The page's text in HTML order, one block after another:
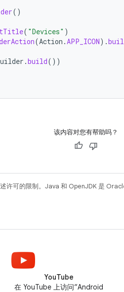
()
( "Devices" )
(Action .APP_ICON).
.build())
该内容对您有帮助吗？
许可的限制。Java 和 OpenJDK 是
YouTube
在 YouTube 上访问“Android